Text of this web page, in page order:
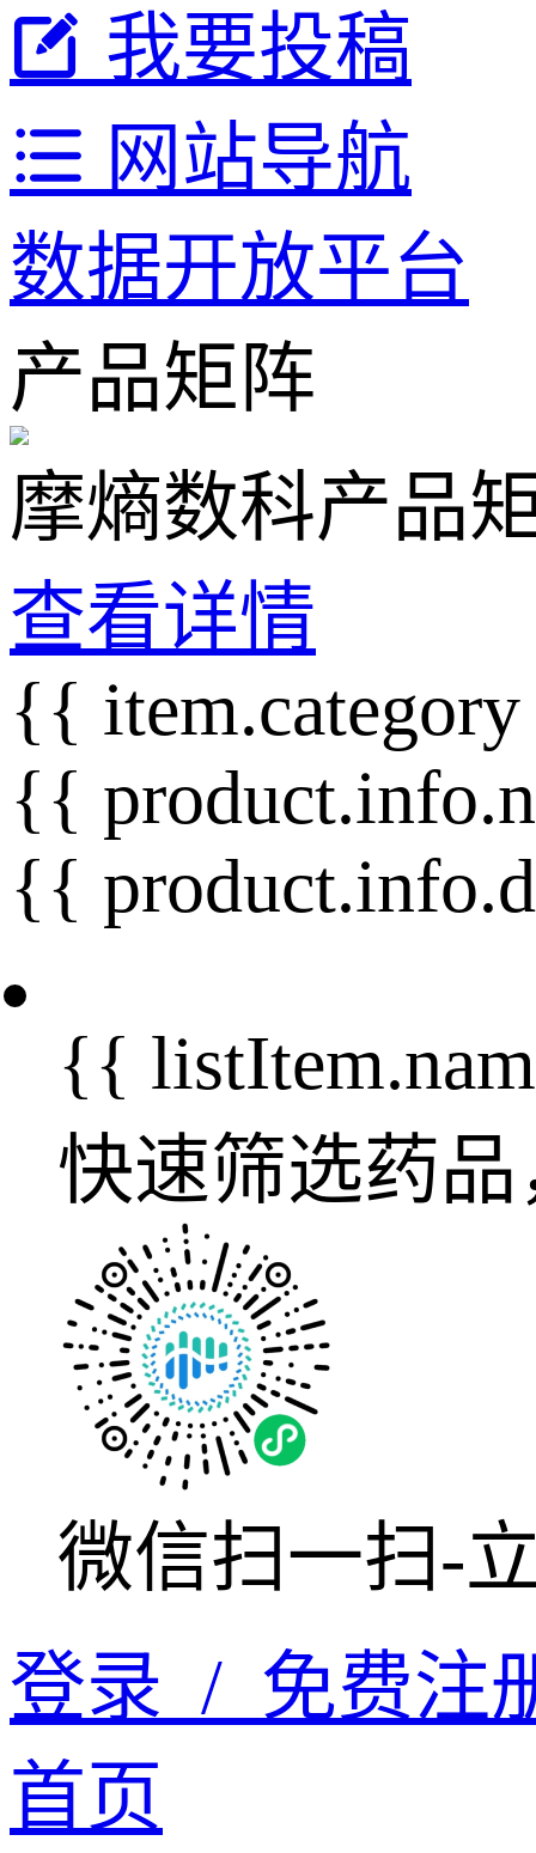
我要投稿
网站导航
数据开放平台
产品矩阵
摩熵数科产品
查看详情
{{
{{
{{
{{
快速筛选药
微信扫一扫-
登录 / 免费注
首页